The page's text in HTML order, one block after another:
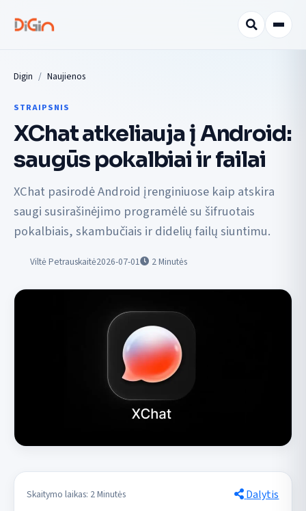
Digin Naujienos
STRAIPSNIS
XChat atkeliauja į Android:
saugūs pokalbiai ir failai
XChat pasirodė Android įrenginiuose kaip atskira
saugi susirašinėjimo programėlė su šifruotais
pokalbiais, skambučiais ir didelių failų siuntimu.
Viltė Petrauskaitė2026-07-01 2Minutės
Skaitymo laikas: 2 Minutės Dalytis